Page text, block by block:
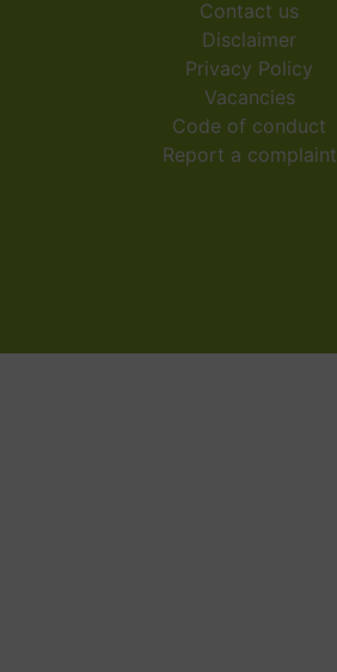
Contact us
Disclaimer
Privacy Policy
Vacancies
Code of conduct
Report a complaint